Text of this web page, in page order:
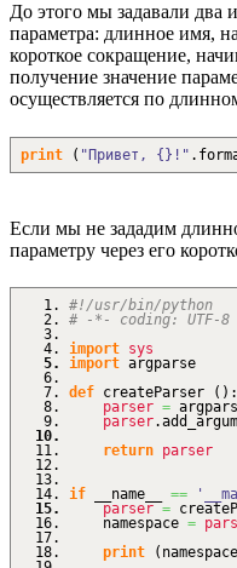
До этого мы задавали два
параметра: длинное имя,
короткое сокращение,
получение значение
осуществляется по
print ( "Привет, {}!" .
Если мы не зададим
параметру через его
#!/usr/bin/python
# -*- coding: UTF-
import sys
import argparse
def createParser ( ) :
parser =
parser.
return parser
if __name__ ==
parser =
namespace =
print
( namespace